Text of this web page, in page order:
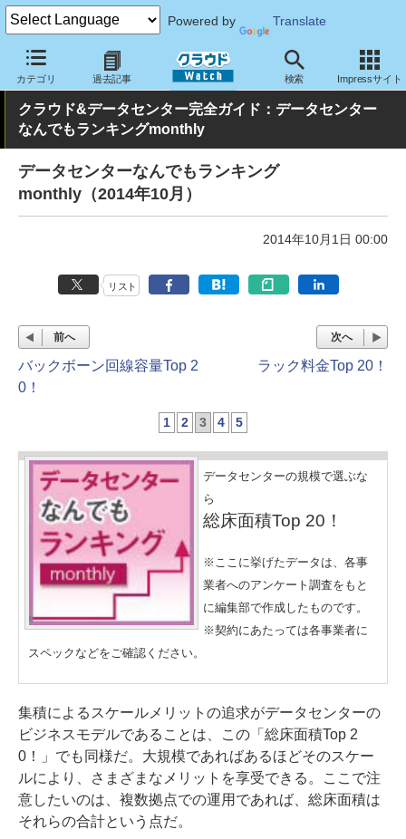
Powered by Translate
カテゴリ 過去記事 検索 Impressサイト
クラウド Watch ハード・インフラ データセンター
クラウド&データセンター完全ガイド：データセンター
なんでもランキングmonthly
データセンターなんでもランキング
monthly（2014年10月）
2014年10月1日 00:00
リスト
前へ
バックボーン回線容量Top 2
0！
次へ
ラック料金Top 20！
1 2 3 4 5
データセンターの規模で選ぶな
ら
総床面積Top 20！
※ここに挙げたデータは、各事
業者へのアンケート調査をもと
に編集部で作成したものです。
※契約にあたっては各事業者に
スペックなどをご確認ください。
集積によるスケールメリットの追求がデータセンターの
ビジネスモデルであることは、この「総床面積Top 2
0！」でも同様だ。大規模であればあるほどそのスケー
ルにより、さまざまなメリットを享受できる。ここで注
意したいのは、複数拠点での運用であれば、総床面積は
それらの合計という点だ。